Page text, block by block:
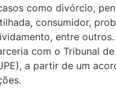
como divórcio,
consumidor,
entre
com o Tribunal
a partir de um